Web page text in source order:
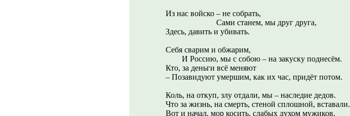
Из нас войско – не собрать,
Сами станем, мы друг друга,
Здесь, давить и убивать.
Себя сварим и обжарим,
И Россию, мы с собою – на закуску поднесём.
Кто, за деньги всё меняют
– Позавидуют умершим, как их час, придёт потом.
Коль, на откуп, злу отдали, мы – наследие дедов.
Что за жизнь, на смерть, стеной сплошной, вставали.
Вот и начал, мор косить, слабых духом мужиков,